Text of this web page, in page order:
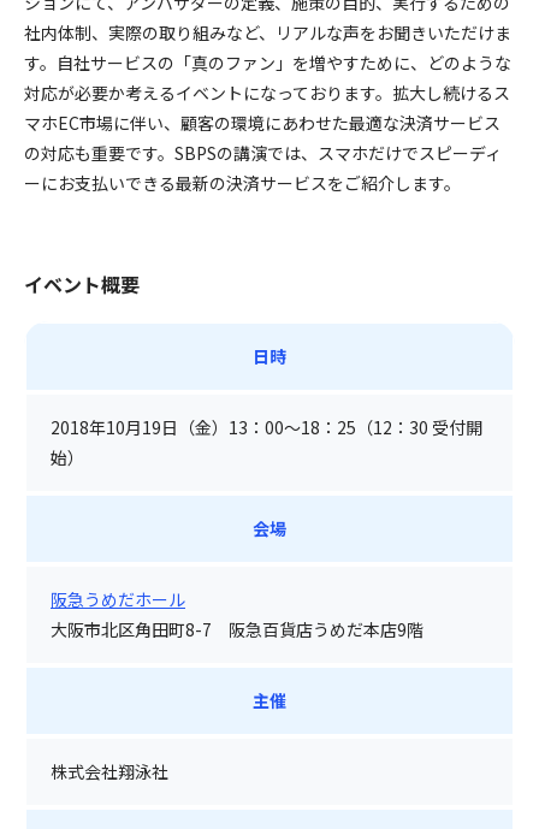
社内体制、実際の取り組みなど、リアルな声をお聞きいただけま
す。自社サービスの「真のファン」を増やすために、どのような
対応が必要か考えるイベントになっております。拡大し続けるス
マホEC市場に伴い、顧客の環境にあわせた最適な決済サービス
の対応も重要です。SBPSの講演では、スマホだけでスピーディ
ーにお支払いできる最新の決済サービスをご紹介します。
イベント概要
日時
2018年10月19日（金）13：00～18：25（12：30 受付開
始）
会場
阪急うめだホール
大阪市北区角田町8-7 阪急百貨店うめだ本店9階
主催
株式会社翔泳社